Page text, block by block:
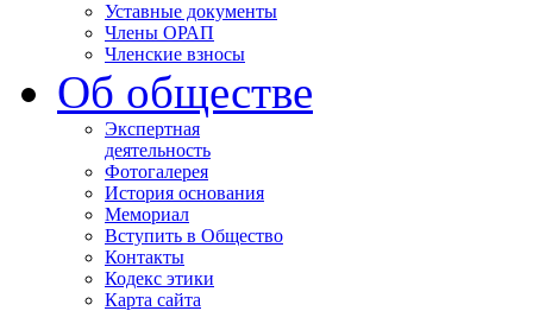
Уставные документы
Члены ОРАП
Членские взносы
Об обществе
Экспертная
деятельность
Фотогалерея
История основания
Мемориал
Вступить в Общество
Контакты
Кодекс этики
Карта сайта